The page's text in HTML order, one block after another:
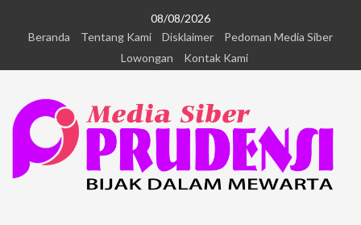
08/08/2026
Beranda
Tentang Kami Disklaimer
Pedoman Media Siber
Lowongan
Kontak Kami